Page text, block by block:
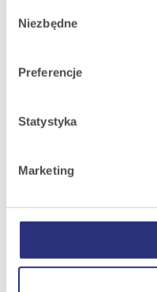
zgody
Niezbędne
Preferencje
Statystyka
Marketing